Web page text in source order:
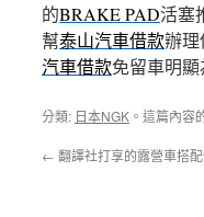
的BRAKE PAD活塞
幫泰山汽車借款辦理
汽車借款免留車明
分類: 日本NGK 。這篇內容
← 翻譯社打享的露營車搭